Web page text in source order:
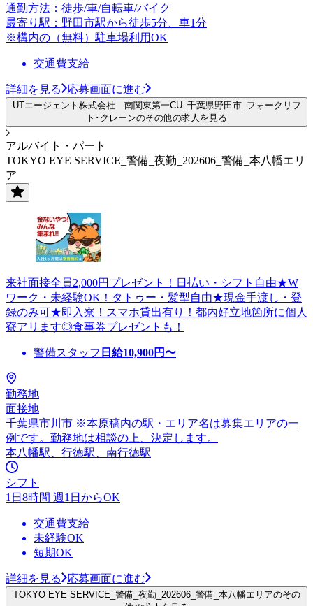
通勤方法：徒歩/車/自転車/バイク
最寄り駅：野田市駅から徒歩5分、車1分
※構内の（無料）駐車場利用OK
交通費支給
詳細を見る 応募画面に進む
UTエージェント株式会社 南関東第一CU_千葉県野田市_フォークリフ
ト･クレーンのその他の求人を見る
アルバイト・パート
TOKYO EYE SERVICE_警備_夜勤_202606_警備_本八幡エリ
ア
来社面接全員2,000円プレゼント！日払い・シフト自由★W
ワーク・未経験OK！タトゥー・髪型自由★現金手渡し・登
録のみ可★即入寮！スマホ貸出有り！都内好立地箇所に個人
寮アリます◎食事券プレゼントも！
警備スタッフ 日給10,900円〜
勤務地
面接地
千葉県市川市 ※本原稿内の駅・エリア名は募集エリアの一
例です。勤務地は相談の上、決定します。
本八幡駅、行徳駅、南行徳駅
シフト
1日8時間 週1日からOK
交通費支給
未経験OK
短期OK
詳細を見る 応募画面に進む
TOKYO EYE SERVICE_警備_夜勤_202606_警備_本八幡エリアのその